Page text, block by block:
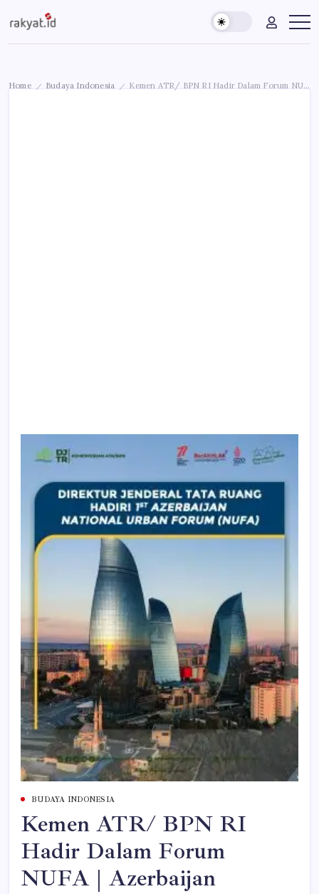
to
content
Rakyat.id
Edukasi
Masyarakat
Home / Budaya Indonesia / Kemen ATR/ BPN RI Hadir Dalam Forum NUFA | Azerbaijan
BUDAYA INDONESIA
Kemen ATR/ BPN RI
Hadir Dalam Forum
NUFA | Azerbaijan